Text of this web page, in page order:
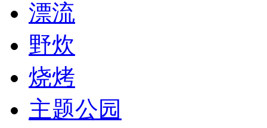
漂流
野炊
烧烤
主题公园